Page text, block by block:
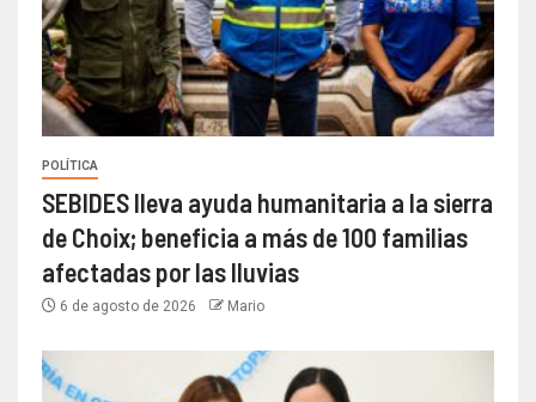
POLÍTICA
SEBIDES lleva ayuda humanitaria a la sierra
de Choix; beneficia a más de 100 familias
afectadas por las lluvias
6 de agosto de 2026 Mario